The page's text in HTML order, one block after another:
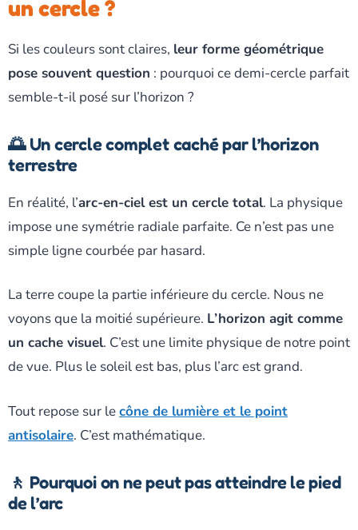
un cercle ?
Si les couleurs sont claires, leur forme géométrique
pose souvent question : pourquoi ce demi-cercle parfait
semble-t-il posé sur l’horizon ?
🌅 Un cercle complet caché par l’horizon
terrestre
En réalité, l’arc-en-ciel est un cercle total. La physique
impose une symétrie radiale parfaite. Ce n’est pas une
simple ligne courbée par hasard.
La terre coupe la partie inférieure du cercle. Nous ne
voyons que la moitié supérieure. L’horizon agit comme
un cache visuel. C’est une limite physique de notre point
de vue. Plus le soleil est bas, plus l’arc est grand.
Tout repose sur lecône de lumière et le point
antisolaire. C’est mathématique.
🚶 Pourquoi on ne peut pas atteindre le pied
de l’arc